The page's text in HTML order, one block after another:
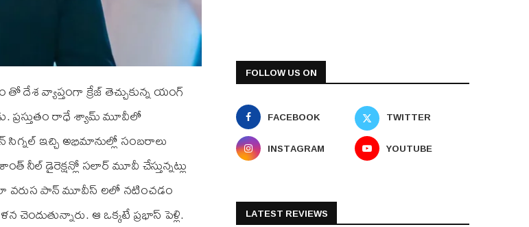
దేశ వ్యాప్తంగా క్రేజ్ తెచ్చుకున్న యంగ్
ప్రస్తుతం రాధే శ్యామ్ మూవీలో
సిగ్నల్ ఇచ్చి అభిమానుల్లో సంబరాలు
నీల్ డైరెక్షన్లో సలార్ మూవీ చేస్తున్నట్లు
వరుస పాన్ మూవీస్ లలో నటించడం
ఆ ఒక్కటే ప్రభాస్ పెళ్లి.
FOLLOW US ON
FACEBOOK
TWITTER
INSTAGRAM
YOUTUBE
LATEST REVIEWS